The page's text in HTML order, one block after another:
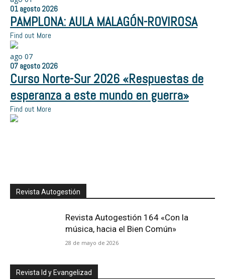
01 agosto 2026
PAMPLONA: AULA MALAGÓN-ROVIROSA
Find out More
ago 07
07 agosto 2026
Curso Norte-Sur 2026 «Respuestas de
esperanza a este mundo en guerra»
Find out More
Revista Autogestión
Revista Autogestión 164 «Con la
música, hacia el Bien Común»
28 de mayo de 2026
Revista Id y Evangelizad